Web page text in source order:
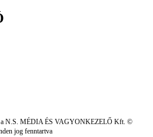
a N.S. MÉDIA ÉS VAGYONKEZELŐ Kft. ©
jog fenntartva